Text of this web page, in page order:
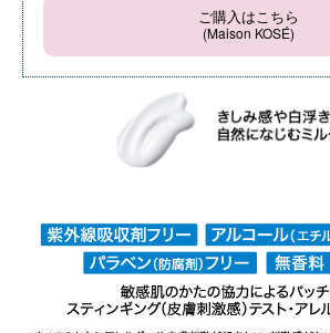
ご購入はこちら
(Maison KOSÉ)